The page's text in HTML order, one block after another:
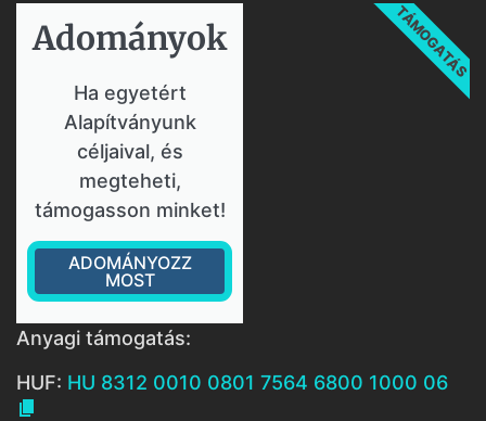
Adományok​
Ha egyetért
Alapítványunk
céljaival, és
megteheti,
támogasson minket!
ADOMÁNYOZZ
MOST
TÁMOGATÁS
Anyagi támogatás:
HUF: HU 8312 0010 0801 7564 6800 1000 06
